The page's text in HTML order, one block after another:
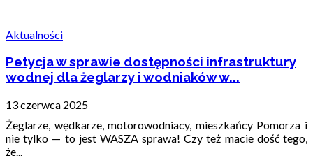
Aktualności
Petycja w sprawie dostępności infrastruktury
wodnej dla żeglarzy i wodniaków w...
13 czerwca 2025
Żeglarze, wędkarze, motorowodniacy, mieszkańcy Pomorza i
nie tylko — to jest WASZA sprawa! Czy też macie dość tego,
że...